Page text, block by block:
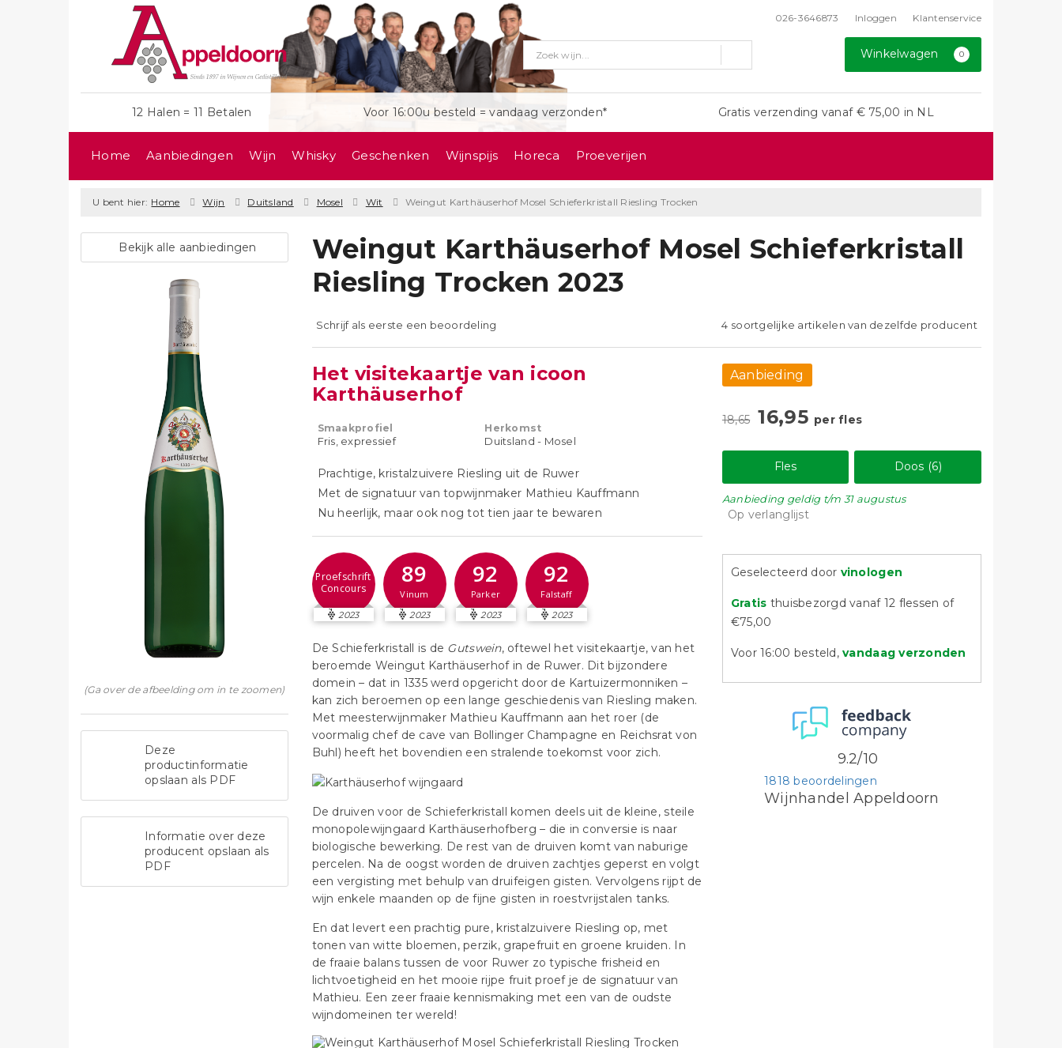
026-3646873 Inloggen Klantenservice
Winkelwagen 0
12 Halen = 11 Betalen Voor 16:00u besteld = vandaag verzonden* Gratis verzending vanaf € 75,00 in NL
Home Aanbiedingen Wijn Whisky Geschenken Wijnspijs Horeca Proeverijen
U bent hier: Home Wijn Duitsland Mosel Wit Weingut Karthäuserhof Mosel Schieferkristall Riesling Trocken
Bekijk alle aanbiedingen
(Ga over de afbeelding om in te zoomen)
Deze
productinformatie
opslaan als PDF
Informatie over deze
producent opslaan als
PDF
Weingut Karthäuserhof Mosel Schieferkristall
Riesling Trocken 2023
Schrijf als eerste een beoordeling 4 soortgelijke artikelen van dezelfde producent
Het visitekaartje van icoon
Karthäuserhof
Smaakprofiel
Fris, expressief
Herkomst
Duitsland - Mosel
Prachtige, kristalzuivere Riesling uit de Ruwer
Met de signatuur van topwijnmaker Mathieu Kauffmann
Nu heerlijk, maar ook nog tot tien jaar te bewaren
Proefschrift
Concours
2023
89
Vinum
2023
92
Parker
2023
92
Falstaff
2023
De Schieferkristall is de Gutswein, oftewel het visitekaartje, van het
beroemde Weingut Karthäuserhof in de Ruwer. Dit bijzondere
domein – dat in 1335 werd opgericht door de Kartuizermonniken –
kan zich beroemen op een lange geschiedenis van Riesling maken.
Met meesterwijnmaker Mathieu Kauffmann aan het roer (de
voormalig chef de cave van Bollinger Champagne en Reichsrat von
Buhl) heeft het bovendien een stralende toekomst voor zich.
De druiven voor de Schieferkristall komen deels uit de kleine, steile
monopolewijngaard Karthäuserhofberg – die in conversie is naar
biologische bewerking. De rest van de druiven komt van naburige
percelen. Na de oogst worden de druiven zachtjes geperst en volgt
een vergisting met behulp van druifeigen gisten. Vervolgens rijpt de
wijn enkele maanden op de fijne gisten in roestvrijstalen tanks.
En dat levert een prachtig pure, kristalzuivere Riesling op, met
tonen van witte bloemen, perzik, grapefruit en groene kruiden. In
de fraaie balans tussen de voor Ruwer zo typische frisheid en
lichtvoetigheid en het mooie rijpe fruit proef je de signatuur van
Mathieu. Een zeer fraaie kennismaking met een van de oudste
wijndomeinen ter wereld!
Aanbieding
18,65 16,95 per fles
Fles Doos (6)
Aanbieding geldigt/m 31 augustus
Op verlanglijst
Geselecteerd door vinologen
Gratis thuisbezorgd vanaf 12 flessen of
€75,00
Voor 16:00 besteld,vandaag verzonden
Wijnhandel Appeldoorn
1818 beoordelingen
9.2/10